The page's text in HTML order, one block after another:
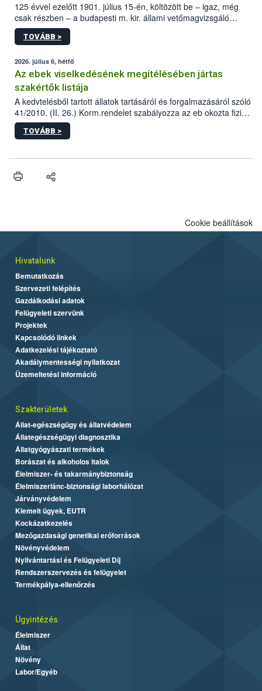
125 évvel ezelőtt 1901. július 15-én, költözött be – igaz, még
csak részben – a budapesti m. kir. állami vetőmagvizsgáló
állomás a Kis Rókus utca 15. szám alatti, Czigler Győző által
tervezett új épületébe.
TOVÁBB >
2026. július 6, hétfő
Az ebek viselkedésének megítélésében jártas
szakértők listája
A kedvtelésből tartott állatok tartásáról és forgalmazásáról szóló
41/2010. (II. 26.) Korm.rendelet szabályozza az eb okozta fizikai
sérülés, illetve ennek veszélye keletkezésekor felmerülő
hatósági feladatokat, valamint a veszélyes eb tartását és annak
vonni az ebek viselkedésének megítélésében jártas szakértőt.
TOVÁBB >
Cookie beállítások
Hivatalunk
Bemutatkozás
Szervezeti felépítés
Gazdálkodási adatok
Felügyeleti szervünk
Projektek
Kapcsolódó linkek
Adatkezelési tájékoztató
Akadálymentességi nyilatkozat
Üzemeltetési információ
Szakterületek
Állat-egészségügy és állatvédelem
Állategészségügyi diagnosztika
Állatgyógyászati termékek
Borászat és alkoholos italok
Élelmiszer- és takarmánybiztonság
Élelmiszerlánc-biztonsági laborhálózat
Járványvédelem
Kiemelt ügyek, EUTR
Kockázatkezelés
Mezőgazdasági genetikai erőforrások
Növényvédelem
Nyilvántartási és Felügyeleti Díj
Rendszerszervezés és felügyelet
Termékpálya-ellenőrzés
Ügyintézés
Élelmiszer
Állat
Növény
Labor/Egyéb